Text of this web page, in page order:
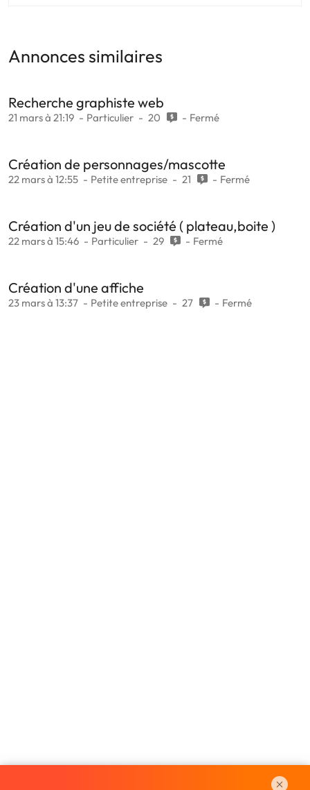
Annonces similaires
Recherche graphiste web
21 mars à 21:19 Particulier 20 Fermé
Création de personnages/mascotte
22 mars à 12:55 Petite entreprise 21 Fermé
Création d'un jeu de société ( plateau,boite )
22 mars à 15:46 Particulier 29 Fermé
Création d'une affiche
23 mars à 13:37 Petite entreprise 27 Fermé